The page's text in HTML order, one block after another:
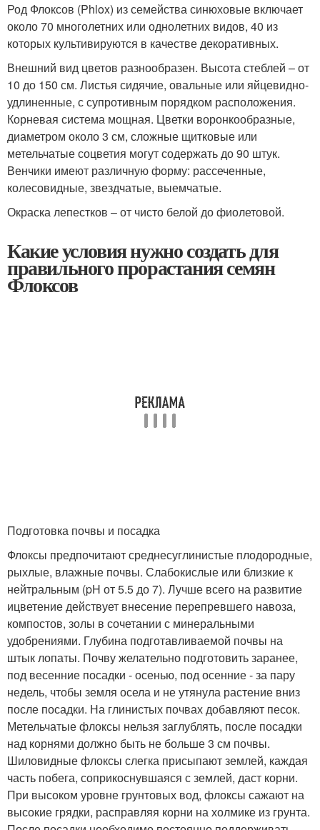
Род Флоксов (Phlox) из семейства синюховые включает
около 70 многолетних или однолетних видов, 40 из
которых культивируются в качестве декоративных.
Внешний вид цветов разнообразен. Высота стеблей – от
10 до 150 см. Листья сидячие, овальные или яйцевидно-
удлиненные, с супротивным порядком расположения.
Корневая система мощная. Цветки воронкообразные,
диаметром около 3 см, сложные щитковые или
метельчатые соцветия могут содержать до 90 штук.
Венчики имеют различную форму: рассеченные,
колесовидные, звездчатые, выемчатые.
Окраска лепестков – от чисто белой до фиолетовой.
Какие условия нужно создать для
правильного прорастания семян
Флоксов
Подготовка почвы и посадка
Флоксы предпочитают среднесуглинистые плодородные,
рыхлые, влажные почвы. Слабокислые или близкие к
нейтральным (pH от 5.5 до 7). Лучше всего на развитие
ицветение действует внесение перепревшего навоза,
компостов, золы в сочетании с минеральными
удобрениями. Глубина подготавливаемой почвы на
штык лопаты. Почву желательно подготовить заранее,
под весенние посадки - осенью, под осенние - за пару
недель, чтобы земля осела и не утянула растение вниз
после посадки. На глинистых почвах добавляют песок.
Метельчатые флоксы нельзя заглублять, после посадки
над корнями должно быть не больше 3 см почвы.
Шиловидные флоксы слегка присыпают землей, каждая
часть побега, соприкоснувшаяся с землей, даст корни.
При высоком уровне грунтовых вод, флоксы сажают на
высокие грядки, расправляя корни на холмике из грунта.